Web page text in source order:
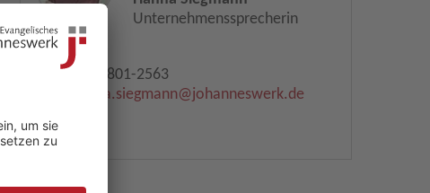
Unternehmenssprecherin
0521 801-2563
hanna.siegmann​@johanneswerk.de